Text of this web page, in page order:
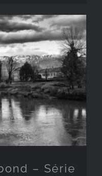
– Série